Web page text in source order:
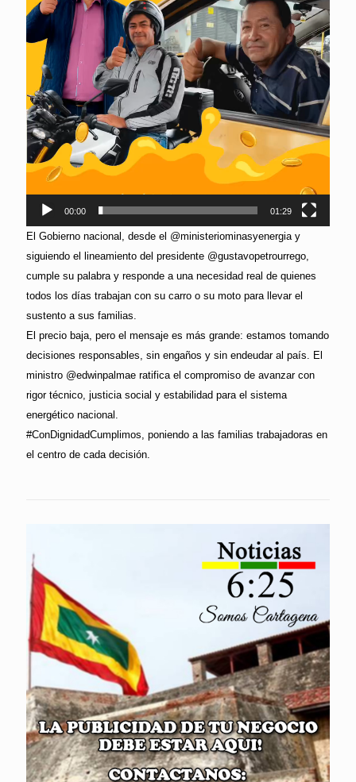
00:00 01:29
El Gobierno nacional, desde el @ministeriominasyenergia y
siguiendo el lineamiento del presidente @gustavopetrourrego,
cumple su palabra y responde a una necesidad real de quienes
todos los días trabajan con su carro o su moto para llevar el
sustento a sus familias.
El precio baja, pero el mensaje es más grande: estamos tomando
decisiones responsables, sin engaños y sin endeudar al país. El
ministro @edwinpalmae ratifica el compromiso de avanzar con
rigor técnico, justicia social y estabilidad para el sistema
energético nacional.
#ConDignidadCumplimos, poniendo a las familias trabajadoras en
el centro de cada decisión.